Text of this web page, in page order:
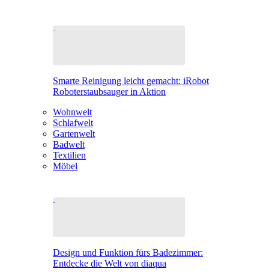
Smarte Reinigung leicht gemacht: iRobot
Roboterstaubsauger in Aktion
Wohnwelt
Schlafwelt
Gartenwelt
Badwelt
Textilien
Möbel
Design und Funktion fürs Badezimmer:
Entdecke die Welt von diaqua